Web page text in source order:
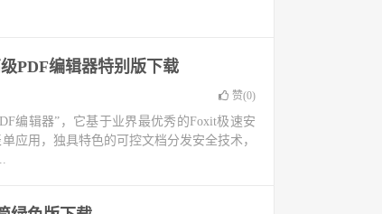
PDF编辑器特别版下载
赞(0)
编辑器”，它基于业界最优秀的Foxit极速安
应用，独具特色的可控文档分发安全技术，